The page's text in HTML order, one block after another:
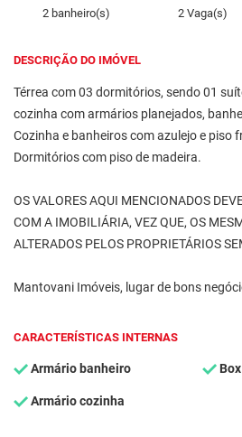
2 banheiro(s) 2 Vaga(s)
DESCRIÇÃO DO IMÓVEL
Térrea com 03 dormitórios, sendo 01
cozinha com armários planejados,
Cozinha e banheiros com azulejo e piso
Dormitórios com piso de madeira.
OS VALORES AQUI MENCIONADOS
COM A IMOBILIÁRIA, VEZ QUE, OS
ALTERADOS PELOS PROPRIETÁRIOS
Mantovani Imóveis, lugar de bons
CARACTERÍSTICAS INTERNAS
Armário banheiro
Armário cozinha